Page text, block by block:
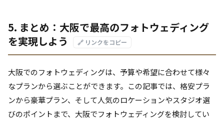
5. まとめ：大阪で最高のフォトウェディング
を実現しよう
🔗 リンクをコピー
大阪でのフォトウェディングは、予算や希望に合わせて様々
なプランから選ぶことができます。この記事では、格安プラ
ンから豪華プラン、そして人気のロケーションやスタジオ選
びのポイントまで、大阪でフォトウェディングを検討してい